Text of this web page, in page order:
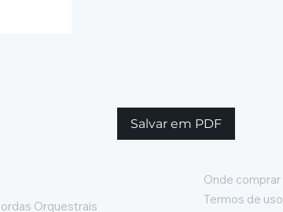
Salvar em PDF
Orquestrais
Onde comprar
Termos de uso